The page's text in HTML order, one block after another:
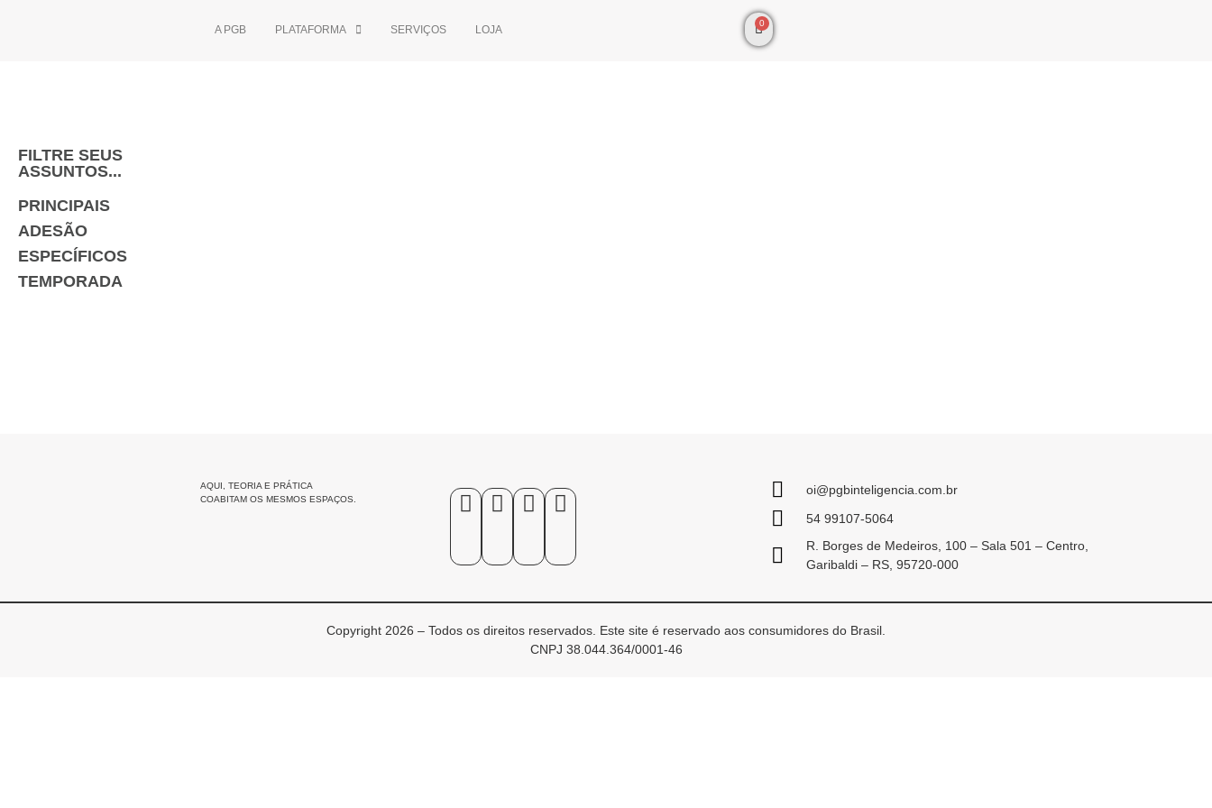
A PGB PLATAFORMA SERVIÇOS LOJA
0
FILTRE SEUS
ASSUNTOS...
PRINCIPAIS
ADESÃO
ESPECÍFICOS
TEMPORADA
AQUI, TEORIA E PRÁTICA
COABITAM OS MESMOS ESPAÇOS.
oi@pgbinteligencia.com.br
54 99107-5064
R. Borges de Medeiros, 100 – Sala 501 – Centro,
Garibaldi – RS, 95720-000
Copyright 2026 – Todos os direitos reservados. Este site é reservado aos consumidores do Brasil.
CNPJ 38.044.364/0001-46